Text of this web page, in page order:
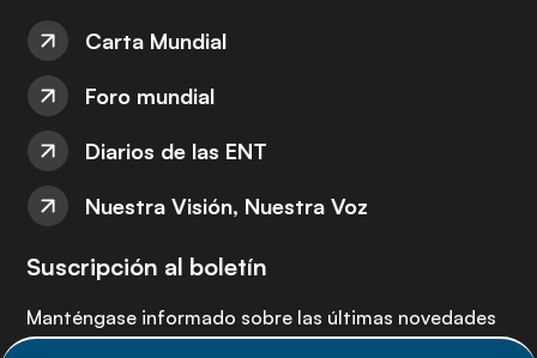
Carta Mundial
Foro mundial
Diarios de las ENT
Nuestra Visión, Nuestra Voz
Suscripción al boletín
Manténgase informado sobre las últimas novedades